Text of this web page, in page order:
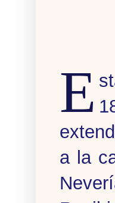
E
a la